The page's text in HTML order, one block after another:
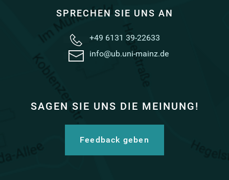
SPRECHEN SIE UNS AN
+49 6131 39-22633
info@ub.uni-mainz.de
SAGEN SIE UNS DIE MEINUNG!
Feedback geben